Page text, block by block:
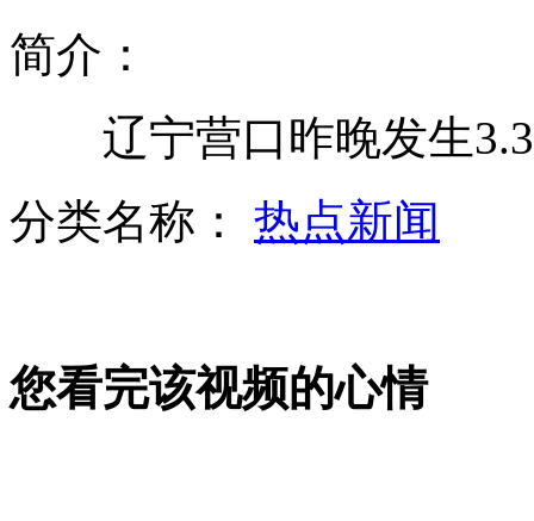
为见妻子一面 男子跳河相逼
简介：
辽宁营口昨晚发生3.3
分类名称： 热点新闻
您看完该视频的心情